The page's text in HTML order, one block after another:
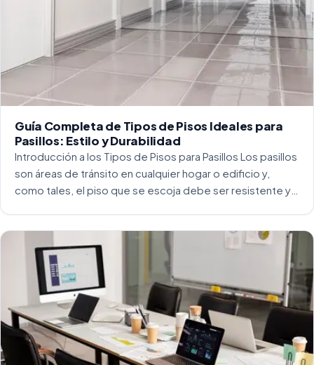
Guía Completa de Tipos de Pisos Ideales para
Pasillos: Estilo y Durabilidad
Introducción a los Tipos de Pisos para Pasillos Los pasillos
son áreas de tránsito en cualquier hogar o edificio y,
como tales, el piso que se escoja debe ser resistente y